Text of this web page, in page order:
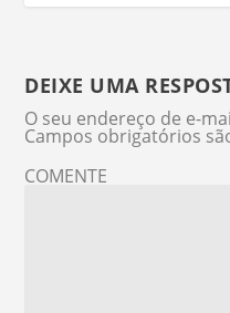
DEIXE UMA
O seu endereço de e-
Campos obrigatórios
COMENTE